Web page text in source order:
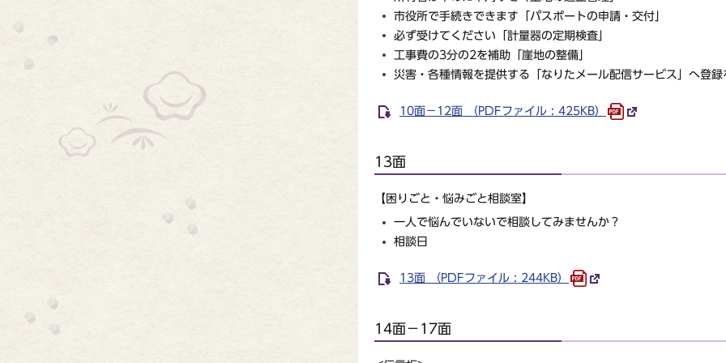
市役所で手続きできます「パスポートの申請・交付」
必ず受けてください「計量器の定期検査」
工事費の3分の2を補助「崖地の整備」
災害・各種情報を提供する「なりたメール配信サービス」へ登録
10面－12面 （PDFファイル : 425KB）
13面
【困りごと・悩みごと相談室】
一人で悩んでいないで相談してみませんか？
相談日
13面 （PDFファイル : 244KB）
14面－17面